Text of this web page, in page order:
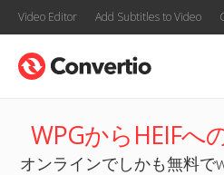
Video Editor Add Subtitles to Video
WPGからHEIFへ
オンラインでしかも無料で